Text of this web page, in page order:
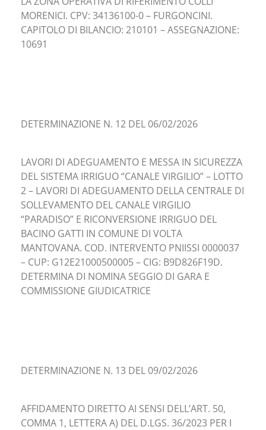
MORENICI. CPV: 34136100-0 – FURGONCINI.
CAPITOLO DI BILANCIO: 210101 – ASSEGNAZIONE:
10691
DETERMINAZIONE N. 12 DEL 06/02/2026
LAVORI DI ADEGUAMENTO E MESSA IN SICUREZZA
DEL SISTEMA IRRIGUO “CANALE VIRGILIO” – LOTTO
2 – LAVORI DI ADEGUAMENTO DELLA CENTRALE DI
SOLLEVAMENTO DEL CANALE VIRGILIO
“PARADISO” E RICONVERSIONE IRRIGUO DEL
BACINO GATTI IN COMUNE DI VOLTA
MANTOVANA. COD. INTERVENTO PNIISSI 0000037
– CUP: G12E21000500005 – CIG: B9D826F19D.
DETERMINA DI NOMINA SEGGIO DI GARA E
COMMISSIONE GIUDICATRICE
DETERMINAZIONE N. 13 DEL 09/02/2026
AFFIDAMENTO DIRETTO AI SENSI DELL’ART. 50,
COMMA 1, LETTERA A) DEL D.LGS. 36/2023 PER I